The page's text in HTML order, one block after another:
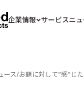
企業情報 サービスニ
ース/お題に対して”感”じ